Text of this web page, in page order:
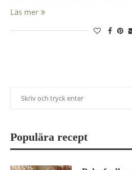
Läs mer
Populära recept